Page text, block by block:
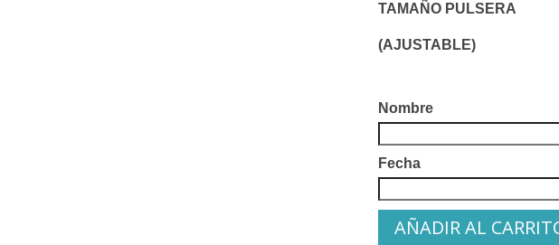
TAMAÑO PULSERA
(AJUSTABLE)
Nombre
Fecha
AÑADIR AL